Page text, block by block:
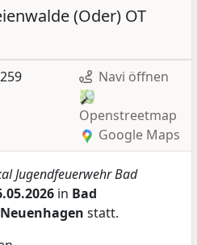
(Oder) OT
Navi öffnen
Openstreetmap
Google Maps
Jugendfeuerwehr Bad
in Bad
statt.